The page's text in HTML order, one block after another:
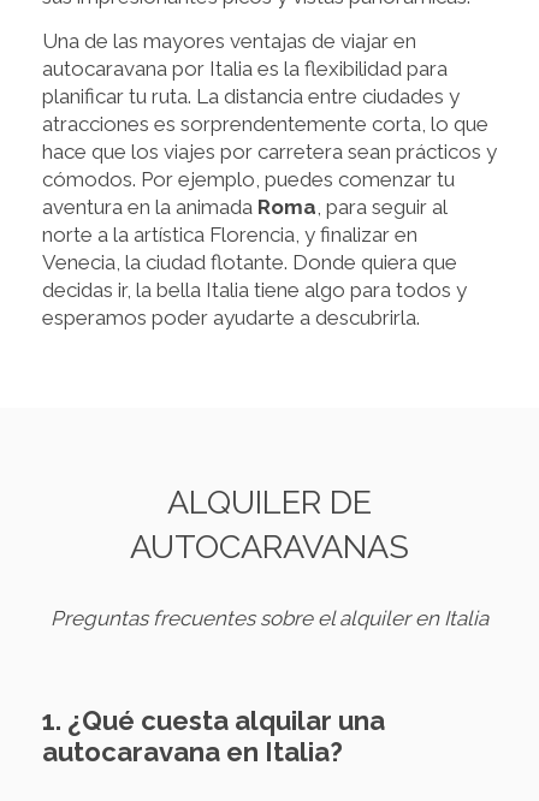
Una de las mayores ventajas de viajar en
autocaravana por Italia es la flexibilidad para
planificar tu ruta. La distancia entre ciudades y
atracciones es sorprendentemente corta, lo que
hace que los viajes por carretera sean prácticos y
cómodos. Por ejemplo, puedes comenzar tu
aventura en la animada Roma, para seguir al
norte a la artística Florencia, y finalizar en
Venecia, la ciudad flotante. Donde quiera que
decidas ir, la bella Italia tiene algo para todos y
esperamos poder ayudarte a descubrirla.
ALQUILER DE
AUTOCARAVANAS
Preguntas frecuentes sobre el alquiler en Italia
1. ¿Qué cuesta alquilar una
autocaravana en Italia?